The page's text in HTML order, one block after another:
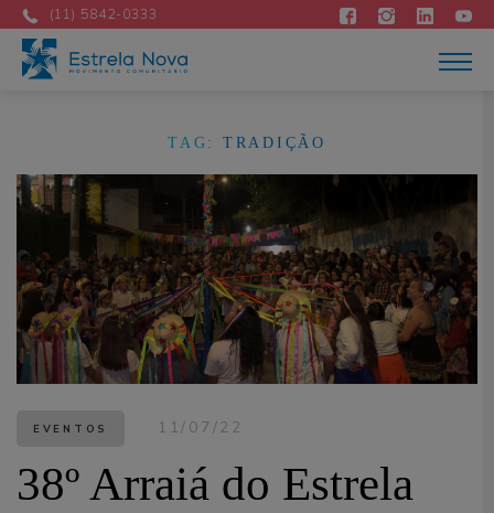
(11) 5842-0333
Acontece
TAG: TRADIÇÃO
EVENTOS 11/07/22
38º Arraiá do Estrela